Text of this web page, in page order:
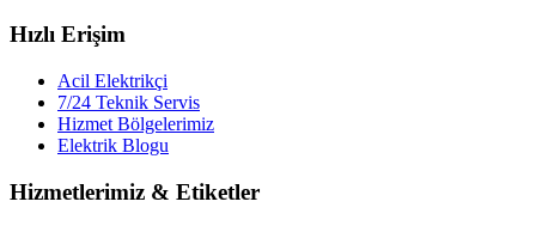
Hızlı Erişim
Acil Elektrikçi
7/24 Teknik Servis
Hizmet Bölgelerimiz
Elektrik Blogu
Hizmetlerimiz & Etiketler